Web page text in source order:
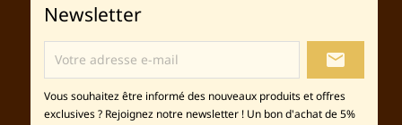
Newsletter
local_post_office
Vous souhaitez être informé des nouveaux produits et offres
exclusives ? Rejoignez notre newsletter ! Un bon d'achat de 5%